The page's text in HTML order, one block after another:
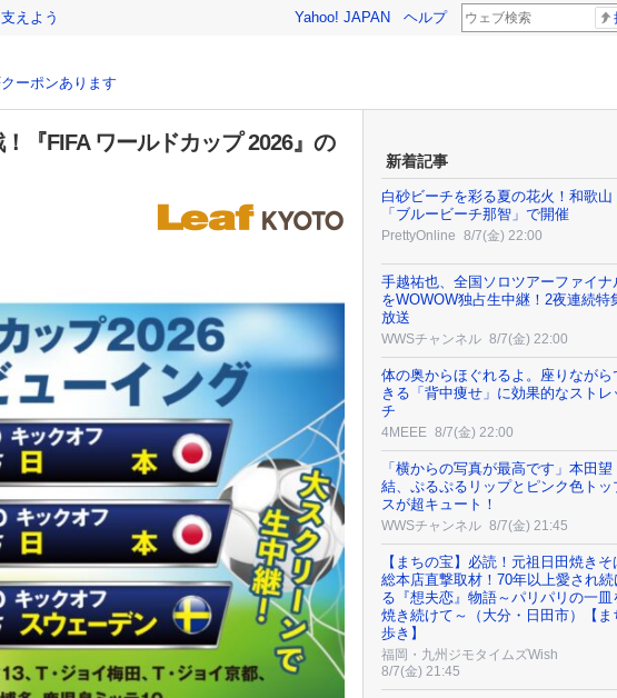
えよう Yahoo! JAPAN ヘルプ
ーポンあります
『FIFA ワールドカップ 2026』の
新着記事
白砂ビーチを彩る夏の花火！和歌山
「ブルービーチ那智」で開催
PrettyOnline 8/7(金) 22:00
手越祐也、全国ソロツアーファイナ
をWOWOW独占生中継！2夜連続特
放送
WWSチャンネル 8/7(金) 22:00
体の奥からほぐれるよ。座りながら
きる「背中痩せ」に効果的なストレ
チ
4MEEE 8/7(金) 22:00
「横からの写真が最高です」本田望
結、ぷるぷるリップとピンク色トッ
スが超キュート！
WWSチャンネル 8/7(金) 21:45
【まちの宝】必読！元祖日田焼きそ
総本店直撃取材！70年以上愛され続
る『想夫恋』物語～パリパリの一皿
焼き続けて～（大分・日田市）【ま
歩き】
福岡・九州ジモタイムズWish
8/7(金) 21:45